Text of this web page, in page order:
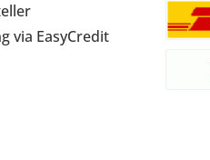
via EasyCredit